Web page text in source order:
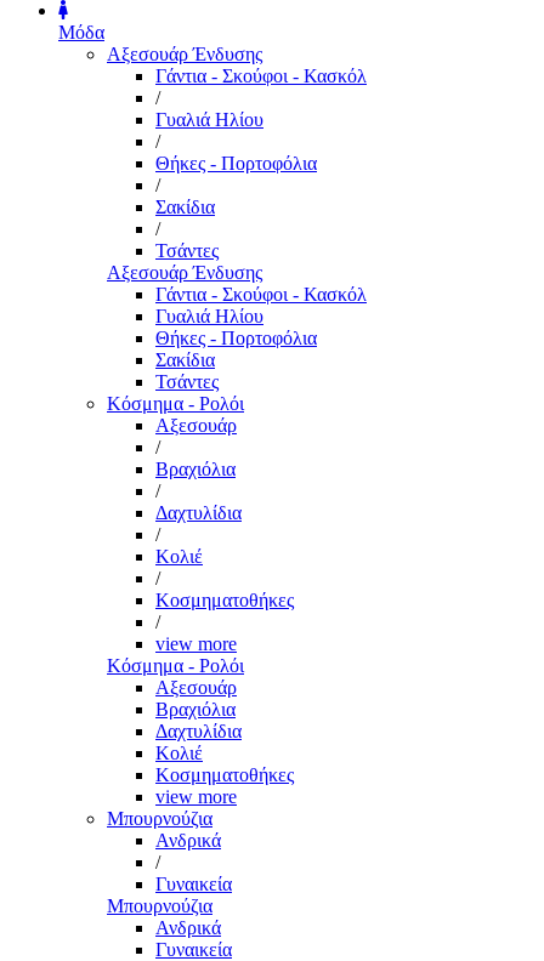
Μόδα
Αξεσουάρ Ένδυσης
Γάντια - Σκούφοι - Κασκόλ
/
Γυαλιά Ηλίου
/
Θήκες - Πορτοφόλια
/
Σακίδια
/
Τσάντες
Αξεσουάρ Ένδυσης
Γάντια - Σκούφοι - Κασκόλ
Γυαλιά Ηλίου
Θήκες - Πορτοφόλια
Σακίδια
Τσάντες
Κόσμημα - Ρολόι
Αξεσουάρ
/
Βραχιόλια
/
Δαχτυλίδια
/
Κολιέ
/
Κοσμηματοθήκες
/
view more
Κόσμημα - Ρολόι
Αξεσουάρ
Βραχιόλια
Δαχτυλίδια
Κολιέ
Κοσμηματοθήκες
view more
Μπουρνούζια
Ανδρικά
/
Γυναικεία
Μπουρνούζια
Ανδρικά
Γυναικεία